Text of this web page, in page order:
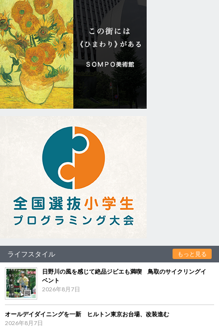
ライフスタイル もっと見る
日野川の風を感じて絶品ジビエも満喫 鳥取のサイクリングイ
ベント
2026年8月7日
オールデイダイニングを一新 ヒルトン東京お台場、改装進む
2026年8月7日